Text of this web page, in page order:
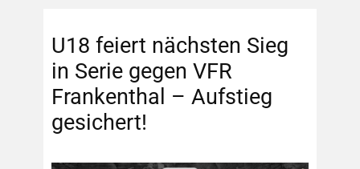
U18 feiert nächsten Sieg
in Serie gegen VFR
Frankenthal – Aufstieg
gesichert!